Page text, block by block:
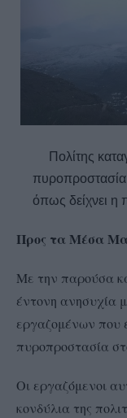
Πολίτης
πυροπροστασία
όπως δείχνει η
Προς τα Μέσα
Με την παρούσα
έντονη ανησυχία
εργαζομένων που
πυροπροστασία
Οι εργαζόμενοι
κονδύλια της